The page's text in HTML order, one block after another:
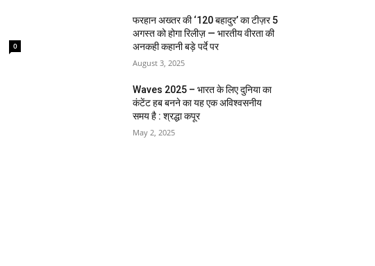
0
फरहान अख्तर की ‘120 बहादुर’ का टीज़र 5
अगस्त को होगा रिलीज़ — भारतीय वीरता की
अनकही कहानी बड़े पर्दे पर
August 3, 2025
Waves 2025 – भारत के लिए दुनिया का
कंटेंट हब बनने का यह एक अविश्वसनीय
समय है : श्रद्धा कपूर
May 2, 2025